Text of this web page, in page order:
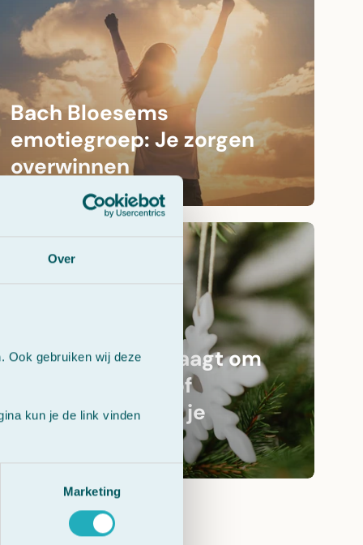
Over
Ook gebruiken wij deze
kun je de link vinden
Marketing
Bach Bloesems
emotiegroep: Je zorgen
overwinnen
Welke emotie vraagt om
aandacht? Star of
Bethlehem helpt je